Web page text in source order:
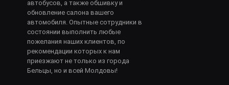
автобусов, а также обшивку и
обновление салона вашего
автомобиля. Опытные сотрудники в
состоянии выполнить любые
пожелания наших клиентов, по
рекомендации которых к нам
приезжают не только из города
Бельцы, но и всей Молдовы!